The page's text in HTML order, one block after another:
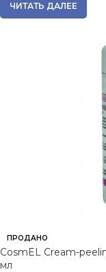
ЧИТАТЬ ДАЛЕЕ
ПРОДАНО
CosmEL Cream-
мл